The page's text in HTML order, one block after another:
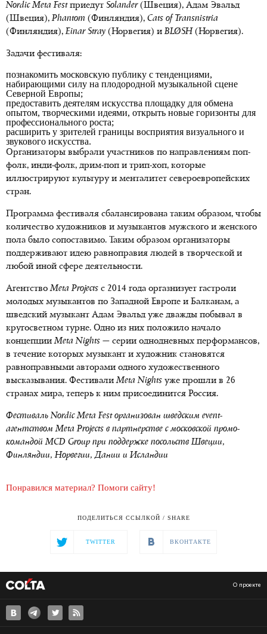
Nordic Meta Festприедут Solander(Швеция), Адам Эвальд
(Швеция),Phantom (Финляндия), Cats of Transnistria
(Финляндия),Einar Stray (Норвегия) иBLØSH (Норвегия).
Задачи фестиваля:
познакомить московскую публику с тенденциями,
набирающими силу на плодородной музыкальной сцене
Северной Европы;
предоставить деятелям искусства площадку для обмена
опытом, творческими идеями, открыть новые горизонты для
профессионального роста;
расширить у зрителей границы восприятия визуального и
звукового искусства.
Организаторы выбрали участников по направлениям поп-
фолк, инди-фолк, дрим-поп и трип-хоп, которые
иллюстрируют культуру и менталитет североевропейских
стран.
Программа фестиваля сбалансирована таким образом, чтобы
количество художников и музыкантов мужского и женского
пола было сопоставимо. Таким образом организаторы
поддерживают идею равноправия людей в творческой и
любой иной сфере деятельности.
АгентствоMeta Projects с 2014 года оргазнизует гастроли
молодых музыкантов по Западной Европе и Балканам, а
шведский музыкант Адам Эвальд уже дважды побывал в
кругосветном турне. Одно из них положило начало
концепцииMeta Nights — серии однодневных перформансов,
в течение которых музыкант и художник становятся
равноправными авторами одного художественного
высказывания. ФестивалиMeta Nights уже прошли в 26
странах мира, теперь к ним присоединится Россия.
Фестиваль Nordic Meta Fest организован шведским event-
агентством Meta Projects в партнерстве с московской промо-
командой MСD Group при поддержке посольств Швеции,
Финляндии, Норвегии, Дании и Исландии
Понравился материал? Помоги сайту!
ПОДЕЛИТЬСЯ ССЫЛКОЙ / SHARE
TWITTER ВКОНТАКТЕ
О проекте